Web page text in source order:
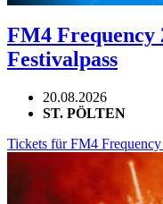
FM4 Frequency
Festivalpass
20.08.2026
ST. PÖLTEN
Tickets für FM4